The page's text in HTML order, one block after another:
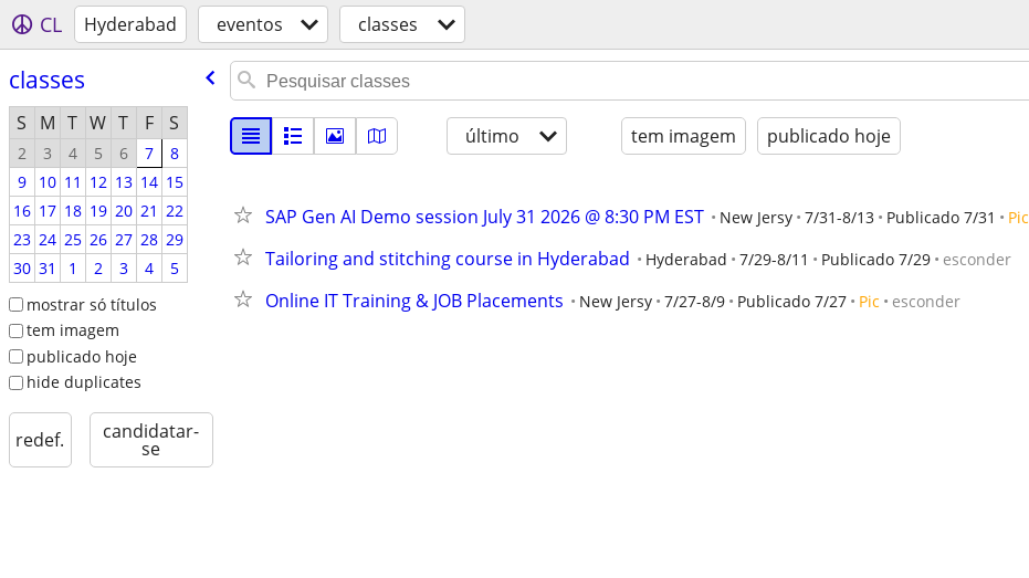
CL Hyderabad eventos classes
classes
S M T W T F S
2 3 4 5 6 7
8
9
10 11 12 13 14 15
16 17 18 19 20 21 22
23 24 25 26 27 28 29
30 31 1 2 3 4
5
mostrar só títulos
tem imagem
publicado hoje
hide duplicates
redef. candidatar-
se
último tem imagem publicado hoje
SAP Gen AI Demo session July 31 2026 @ 8:30 PM EST New Jersy 7/31-8/13 Publicado 7/31 Pic
Tailoring and stitching course in Hyderabad Hyderabad 7/29-8/11 Publicado 7/29 esconder
Online IT Training & JOB Placements New Jersy 7/27-8/9 Publicado 7/27 Pic esconder